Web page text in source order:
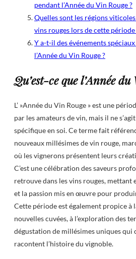
pendant l’Année du Vin Rouge ?
Quelles sont les régions
vins rouges lors de cette période
Y a-t-il des événements
l’Année du Vin Rouge ?
Qu’est-ce que l’Année
L’ »Année du Vin Rouge » est une
par les amateurs de vin, mais il ne
spécifique en soi. Ce terme fait
nouveaux millésimes de vin rouge,
où les vignerons présentent leurs
C’est une célébration des saveurs
retrouve dans les vins rouges,
et la passion mis en œuvre pour
Cette période est également propice à
nouvelles cuvées, à l’exploration des
dégustation de millésimes uniques qui
racontent l’histoire du vignoble.